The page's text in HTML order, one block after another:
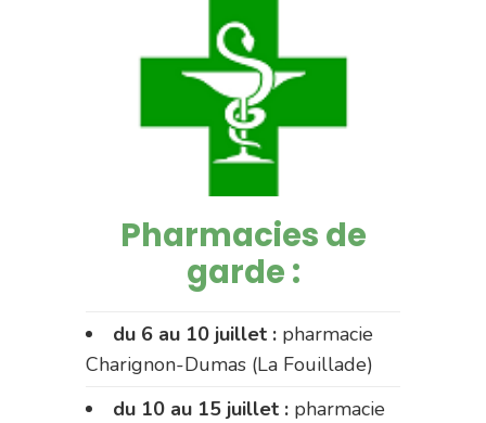
Pharmacies de
garde :
du 6 au 10 juillet : pharmacie
Charignon-Dumas (La Fouillade)
du 10 au 15 juillet : pharmacie